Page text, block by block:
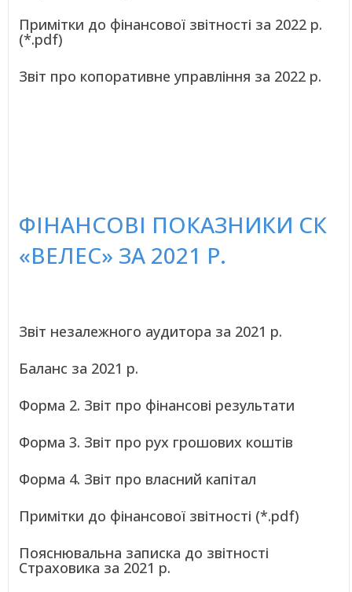
Примітки до фінансової звітності за 2022 р.
(*.pdf)
Звіт про копоративне управління за 2022 р.
ФІНАНСОВІ ПОКАЗНИКИ СК
«ВЕЛЕС» ЗА 2021 Р.
Звіт незалежного аудитора за 2021 р.
Баланс за 2021 р.
Форма 2. Звіт про фінансові результати
Форма 3. Звіт про рух грошових коштів
Форма 4. Звіт про власний капітал
Примітки до фінансової звітності (*.pdf)
Пояснювальна записка до звітності
Страховика за 2021 р.